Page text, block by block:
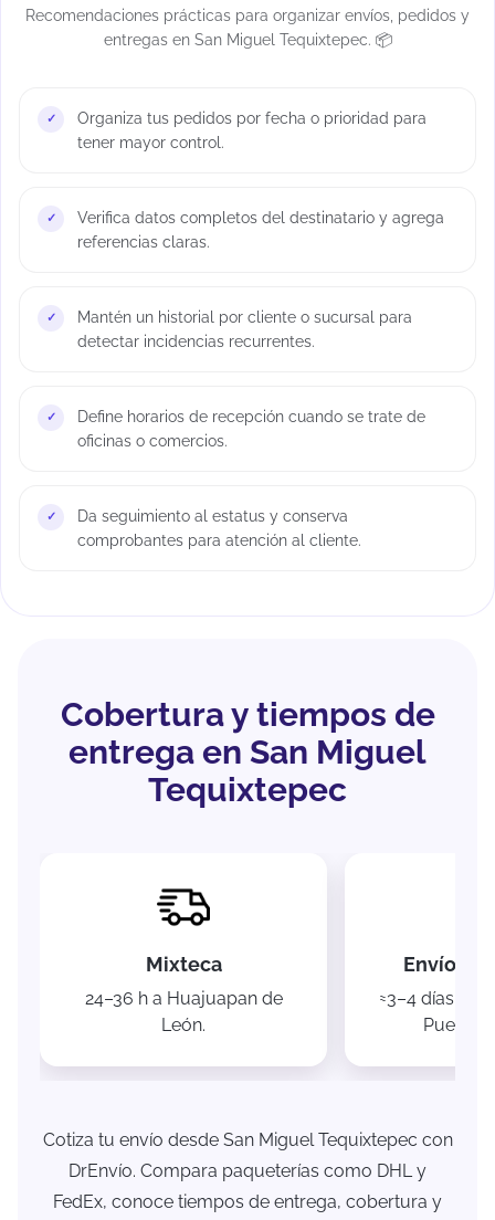
Recomendaciones prácticas para organizar envíos, pedidos y
entregas en San Miguel Tequixtepec. 📦
Organiza tus pedidos por fecha o prioridad para
tener mayor control.
Verifica datos completos del destinatario y agrega
referencias claras.
Mantén un historial por cliente o sucursal para
detectar incidencias recurrentes.
Define horarios de recepción cuando se trate de
oficinas o comercios.
Da seguimiento al estatus y conserva
comprobantes para atención al cliente.
Cobertura y tiempos de
entrega en San Miguel
Tequixtepec
Mixteca
24–36 h a Huajuapan de
León.
Envíos
≈3–4 días a
Puebla
Cotiza tu envío desde San Miguel Tequixtepec con
DrEnvío. Compara paqueterías como DHL y
FedEx, conoce tiempos de entrega, cobertura y